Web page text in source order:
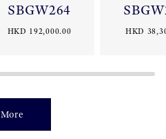
SBGW264
HKD 192,000.00 HKD
More